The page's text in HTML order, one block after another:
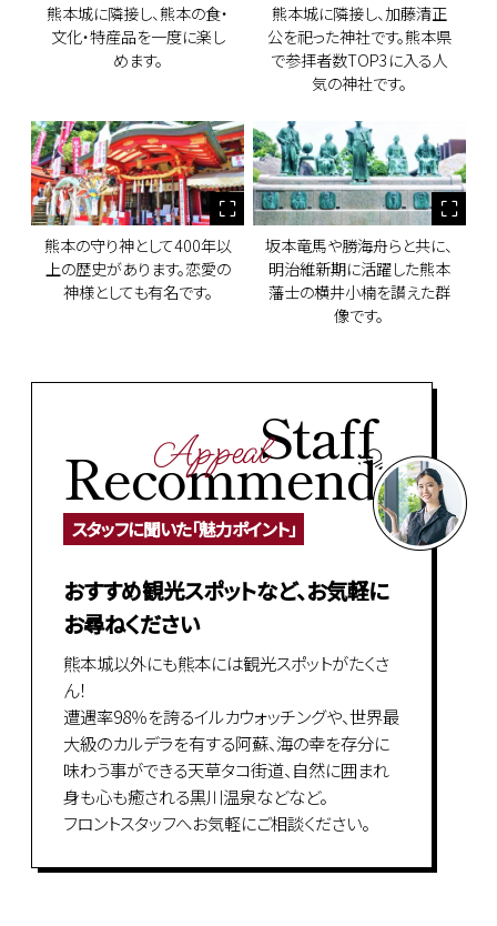
熊本城に隣接し、熊本の食・
文化・特産品を一度に楽し
めます。
熊本城に隣接し、加藤清正
公を祀った神社です。熊本県
で参拝者数TOP3に入る人
気の神社です。
熊本の守り神として400年以
上の歴史があります。恋愛の
神様としても有名です。
坂本竜馬や勝海舟らと共に、
明治維新期に活躍した熊本
藩士の横井小楠を讃えた群
像です。
AppealStaff
Recommend
スタッフに聞いた「魅力ポイント」
おすすめ観光スポットなど、お気軽に
お尋ねください
熊本城以外にも熊本には観光スポットがたくさ
ん！
遭遇率98％を誇るイルカウォッチングや、世界最
大級のカルデラを有する阿蘇、海の幸を存分に
味わう事ができる天草タコ街道、自然に囲まれ
身も心も癒される黒川温泉などなど。
フロントスタッフへお気軽にご相談ください。